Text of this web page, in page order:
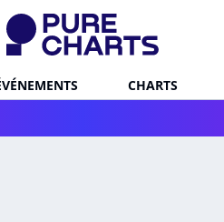
CHARTS